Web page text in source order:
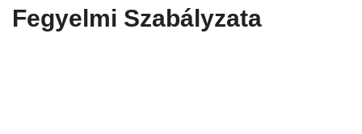
Fegyelmi Szabályzata